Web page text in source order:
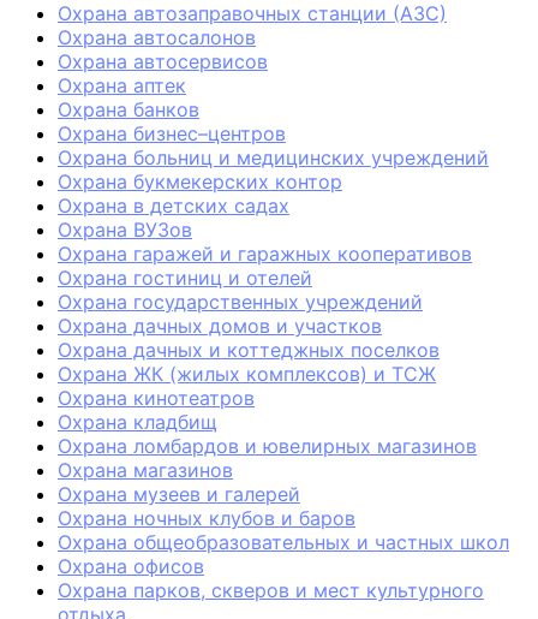
Охрана автозаправочных станции (АЗС)
Охрана автосалонов
Охрана автосервисов
Охрана аптек
Охрана банков
Охрана бизнес–центров
Охрана больниц и медицинских учреждений
Охрана букмекерских контор
Охрана в детских садах
Охрана ВУЗов
Охрана гаражей и гаражных кооперативов
Охрана гостиниц и отелей
Охрана государственных учреждений
Охрана дачных домов и участков
Охрана дачных и коттеджных поселков
Охрана ЖК (жилых комплексов) и ТСЖ
Охрана кинотеатров
Охрана кладбищ
Охрана ломбардов и ювелирных магазинов
Охрана магазинов
Охрана музеев и галерей
Охрана ночных клубов и баров
Охрана общеобразовательных и частных школ
Охрана офисов
Охрана парков, скверов и мест культурного